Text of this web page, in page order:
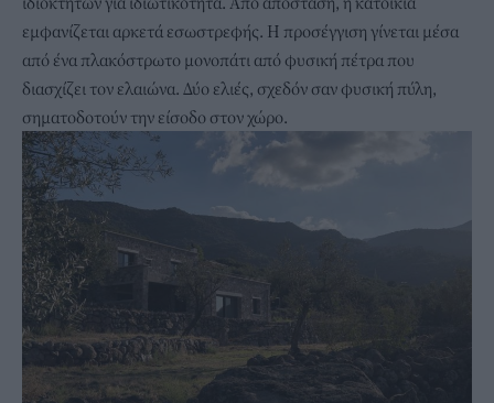
εμφανίζεται αρκετά εσωστρεφής. Η προσέγγιση γίνεται μέσα
από ένα πλακόστρωτο μονοπάτι από φυσική πέτρα που
διασχίζει τον ελαιώνα. Δύο ελιές, σχεδόν σαν φυσική πύλη,
σηματοδοτούν την είσοδο στον χώρο.